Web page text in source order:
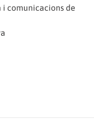
comunicacions de